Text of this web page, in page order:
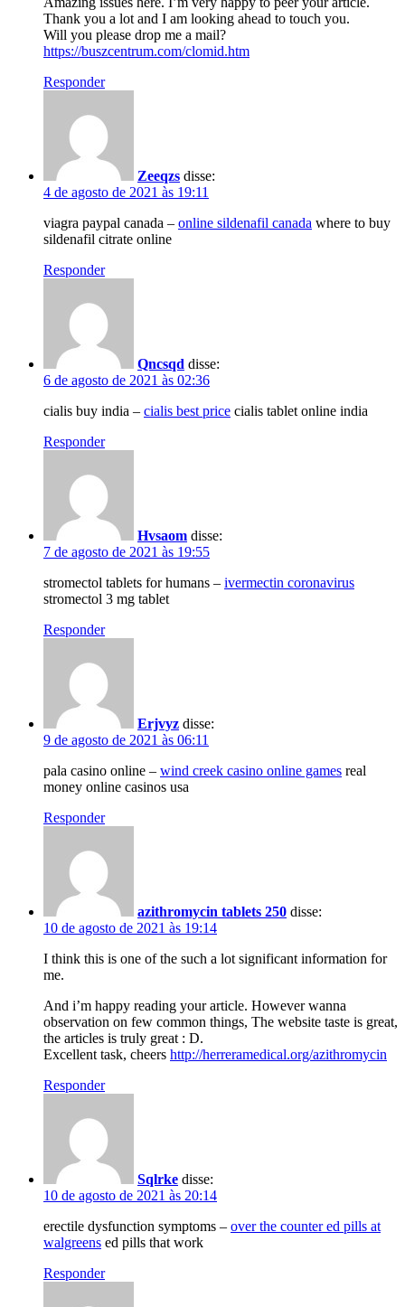
Thank you a lot and I am looking ahead to touch you.
Will you please drop me a mail?
https://buszcentrum.com/clomid.htm
Responder
Zeeqzs disse:
4 de agosto de 2021 às 19:11
viagra paypal canada – online sildenafil canada where to buy
sildenafil citrate online
Responder
Qncsqd disse:
6 de agosto de 2021 às 02:36
cialis buy india – cialis best price cialis tablet online india
Responder
Hvsaom disse:
7 de agosto de 2021 às 19:55
stromectol tablets for humans – ivermectin coronavirus
stromectol 3 mg tablet
Responder
Erjvyz disse:
9 de agosto de 2021 às 06:11
pala casino online – wind creek casino online games real
money online casinos usa
Responder
azithromycin tablets 250 disse:
10 de agosto de 2021 às 19:14
I think this is one of the such a lot significant information for
me.
And i’m happy reading your article. However wanna
observation on few common things, The website taste is great,
the articles is truly great : D.
Excellent task, cheers http://herreramedical.org/azithromycin
Responder
Sqlrke disse:
10 de agosto de 2021 às 20:14
erectile dysfunction symptoms – over the counter ed pills at
walgreens ed pills that work
Responder